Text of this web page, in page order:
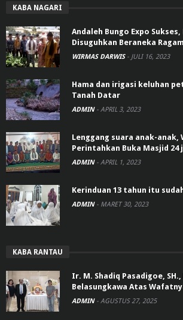
KABA NAGARI
Andaleh Bungo Expo
Disuguhkan Beraneka
WIRMAS DARWIS - JULI 16, 2023
Hama dan irigasi keluhan
Tanah Datar
ADMIN - APRIL 3, 2023
Lenggang suara anak-anak,
Perintahkan Buka Masjid 24
ADMIN - APRIL 1, 2023
Kerinduan 13 tahun itu
ADMIN - MARET 30, 2023
KABA RANTAU
Ir. M. Shadiq Pasadigoe,
Belasungkawa Atas
ADMIN - AGUSTUS 27, 2025